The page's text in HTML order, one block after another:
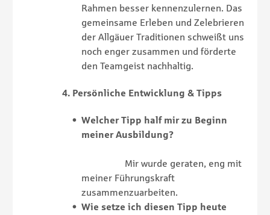
Rahmen besser kennenzulernen. Das
gemeinsame Erleben und Zelebrieren
der Allgäuer Traditionen schweißt uns
noch enger zusammen und förderte
den Teamgeist nachhaltig.
4. Persönliche Entwicklung & Tipps
Welcher Tipp half mir zu Beginn
meiner Ausbildung?
Mir wurde geraten, eng mit
meiner Führungskraft
zusammenzuarbeiten.
Wie setze ich diesen Tipp heute